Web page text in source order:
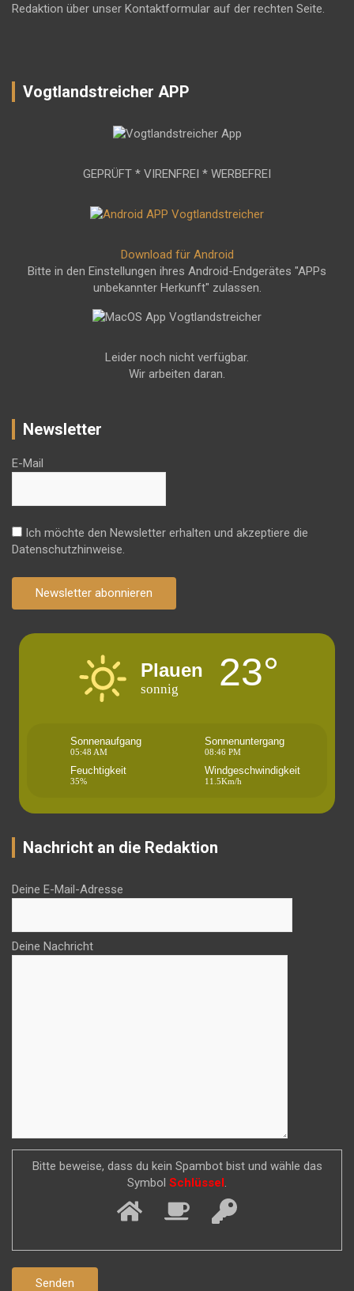
Redaktion über unser Kontaktformular auf der rechten Seite.
Vogtlandstreicher APP
GEPRÜFT * VIRENFREI * WERBEFREI
Download für Android
Bitte in den Einstellungen ihres Android-Endgerätes "APPs
unbekannter Herkunft" zulassen.
Leider noch nicht verfügbar.
Wir arbeiten daran.
Newsletter
E-Mail
Ich möchte den Newsletter erhalten und akzeptiere die
Datenschutzhinweise.
Newsletter abonnieren
Plauen
sonnig 23°
Sonnenaufgang
05:48 AM
Sonnenuntergang
08:46 PM
Feuchtigkeit
35%
Windgeschwindigkeit
11.5Km/h
Nachricht an die Redaktion
Deine E-Mail-Adresse
Deine Nachricht
Bitte beweise, dass du kein Spambot bist und wähle das
Symbol Schlüssel.